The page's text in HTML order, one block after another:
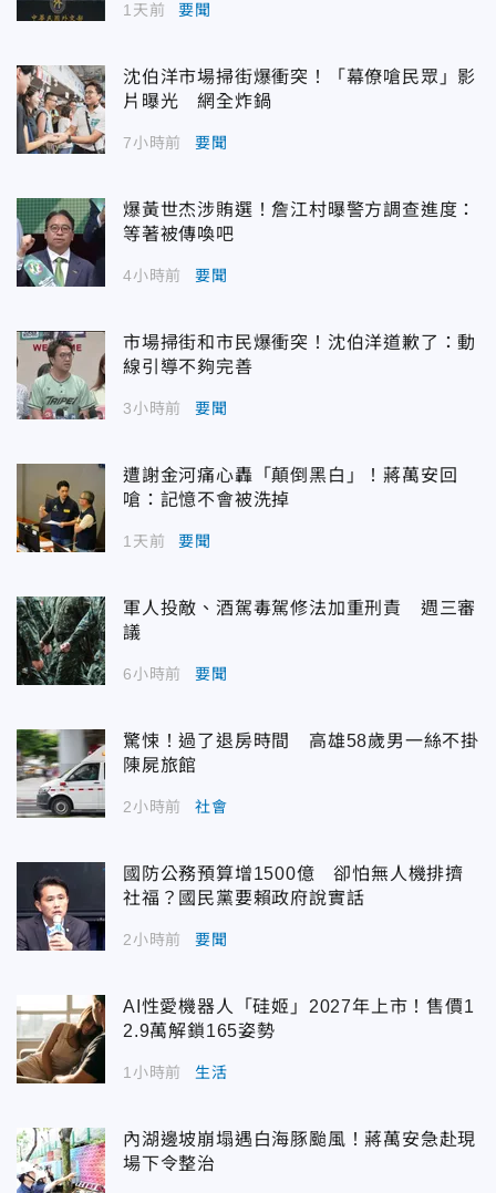
1天前 要聞
沈伯洋市場掃街爆衝突！「幕僚嗆民眾」影
片曝光 網全炸鍋
7小時前 要聞
爆黃世杰涉賄選！詹江村曝警方調查進度：
等著被傳喚吧
4小時前 要聞
市場掃街和市民爆衝突！沈伯洋道歉了：動
線引導不夠完善
3小時前 要聞
遭謝金河痛心轟「顛倒黑白」！蔣萬安回
嗆：記憶不會被洗掉
1天前 要聞
軍人投敵、酒駕毒駕修法加重刑責 週三審
議
6小時前 要聞
驚悚！過了退房時間 高雄58歲男一絲不掛
陳屍旅館
2小時前 社會
國防公務預算增1500億 卻怕無人機排擠
社福？國民黨要賴政府說實話
2小時前 要聞
AI性愛機器人「硅姬」2027年上市！售價1
2.9萬解鎖165姿勢
1小時前 生活
內湖邊坡崩塌遇白海豚颱風！蔣萬安急赴現
場下令整治